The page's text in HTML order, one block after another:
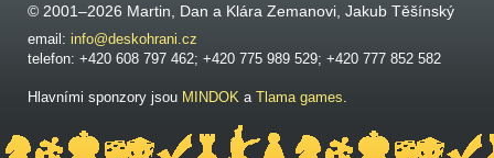
© 2001–2026 Martin, Dan a Klára Zemanovi, Jakub Těšínský
email: info@deskohrani.cz
telefon: +420 608 797 462; +420 775 989 529; +420 777 852 582
Hlavními sponzory jsou MINDOK a Tlama games.